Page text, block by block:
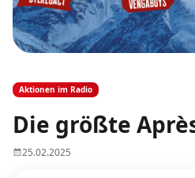
Aktionen im Radio
Die größte
25.02.2025